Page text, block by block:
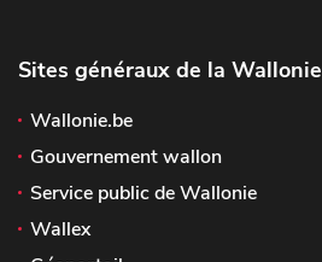
Sites généraux de la Wallonie
Wallonie.be
Gouvernement wallon
Service public de Wallonie
Wallex